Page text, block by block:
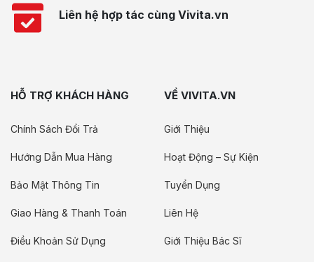
Liên hệ hợp tác cùng Vivita.vn
HỖ TRỢ KHÁCH HÀNG
Chính Sách Đổi Trả
Hướng Dẫn Mua Hàng
Bảo Mật Thông Tin
Giao Hàng & Thanh Toán
Điều Khoản Sử Dụng
VỀ VIVITA.VN
Giới Thiệu
Hoạt Động – Sự Kiện
Tuyển Dụng
Liên Hệ
Giới Thiệu Bác Sĩ